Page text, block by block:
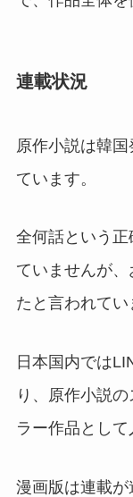
連載状況
原作小説は韓
ています。
全何話という
ていませんが
たと言われてい
日本国内では
り、原作小説
ラー作品として
漫画版は連載